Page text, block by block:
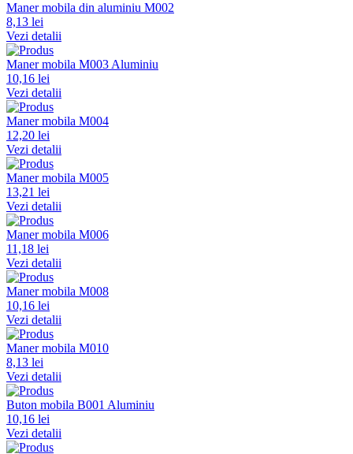
Maner mobila din aluminiu M002
8,13 lei
Vezi detalii
Maner mobila M003 Aluminiu
10,16 lei
Vezi detalii
Maner mobila M004
12,20 lei
Vezi detalii
Maner mobila M005
13,21 lei
Vezi detalii
Maner mobila M006
11,18 lei
Vezi detalii
Maner mobila M008
10,16 lei
Vezi detalii
Maner mobila M010
8,13 lei
Vezi detalii
Buton mobila B001 Aluminiu
10,16 lei
Vezi detalii